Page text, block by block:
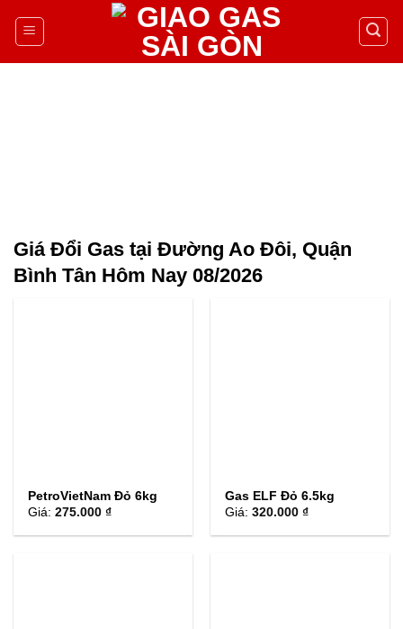
Giá Đổi Gas tại Đường Ao Đôi, Quận
Bình Tân Hôm Nay 08/2026
PetroVietNam Đỏ 6kg
Giá:275.000 ₫
Gas ELF Đỏ 6.5kg
Giá:320.000 ₫